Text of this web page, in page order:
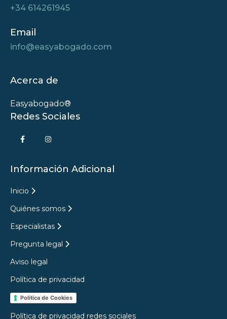
+34 614261945
Email
info@easyabogado.com
Acerca de
Easyabogado®
Redes Sociales
Información Adicional
Inicio
Quiénes somos
Especialistas
Pregunta legal
Aviso legal
Política de privacidad
Política de Cookies
Política de privacidad redes sociales